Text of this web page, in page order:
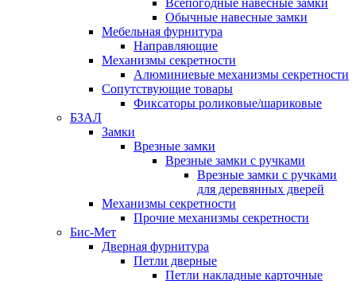
Всепогодные навесные замки
Обычные навесные замки
Мебельная фурнитура
Направляющие
Механизмы секретности
Алюминиевые механизмы секретности
Сопутствующие товары
Фиксаторы роликовые/шариковые
БЗАЛ
Замки
Врезные замки
Врезные замки с ручками
Врезные замки с ручками
для деревянных дверей
Механизмы секретности
Прочие механизмы секретности
Бис-Мет
Дверная фурнитура
Петли дверные
Петли накладные карточные